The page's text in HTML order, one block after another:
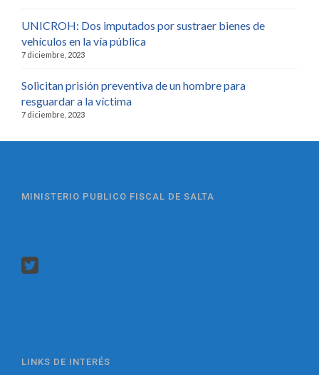
UNICROH: Dos imputados por sustraer bienes de
vehículos en la vía pública
7 diciembre, 2023
Solicitan prisión preventiva de un hombre para
resguardar a la víctima
7 diciembre, 2023
MINISTERIO PUBLICO FISCAL DE SALTA
LINKS DE INTERÉS